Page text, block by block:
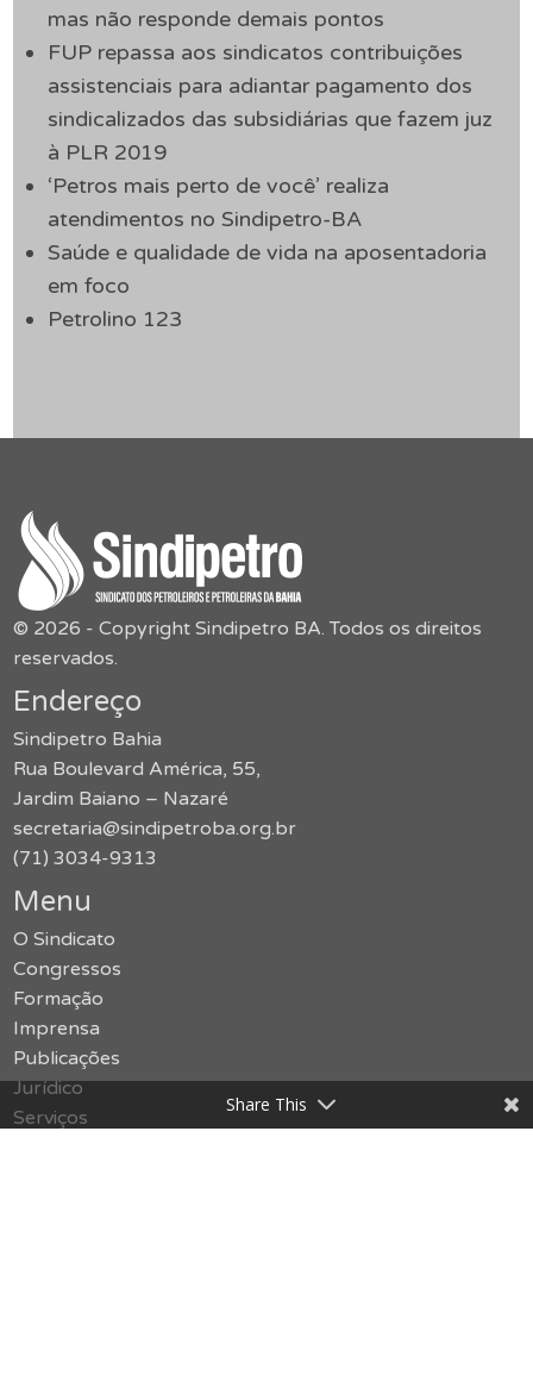
mas não responde demais pontos
FUP repassa aos sindicatos contribuições
assistenciais para adiantar pagamento dos
sindicalizados das subsidiárias que fazem juz
à PLR 2019
‘Petros mais perto de você’ realiza
atendimentos no Sindipetro-BA
Saúde e qualidade de vida na aposentadoria
em foco
Petrolino 123
© 2026 - Copyright Sindipetro BA. Todos os direitos
reservados.
Endereço
Sindipetro Bahia
Rua Boulevard América, 55,
Jardim Baiano – Nazaré
secretaria@sindipetroba.org.br
(71) 3034-9313
Menu
O Sindicato
Congressos
Formação
Imprensa
Publicações
Jurídico
Serviços
Share This